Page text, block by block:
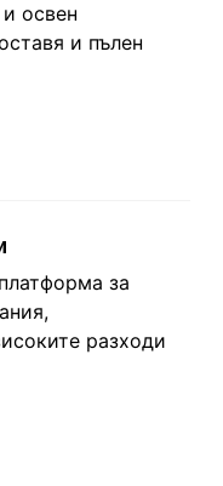
освен
и пълен
за
разходи